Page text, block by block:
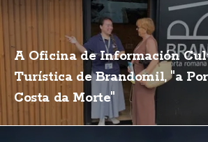
A Oficina de Información
Turística de Brandomil, "a
Costa da Morte"